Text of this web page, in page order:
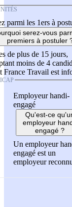
parmi les 1ers à
serez-vous
premiers à postuler
de plus de 15 jours,
moins de 4
France Travail est
Employeur handi-
engagé
Qu'est-ce
employeur
engagé ?
Un employeur
engagé est un
employeur